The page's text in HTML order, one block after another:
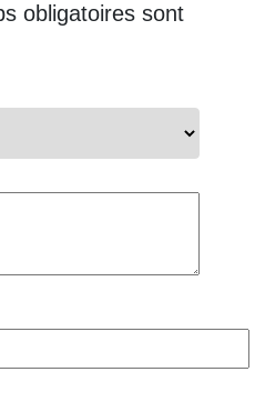
obligatoires sont